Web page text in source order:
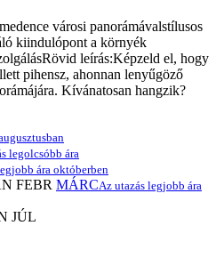
városi panorámávalstílusos
kiindulópont a környék
leírás:Képzeld el, hogy
pihensz, ahonnan lenyűgöző
Kívánatosan hangzik?
legolcsóbb ára
ára októberben
FEBR MÁRCAz utazás legjobb ára
JÚL